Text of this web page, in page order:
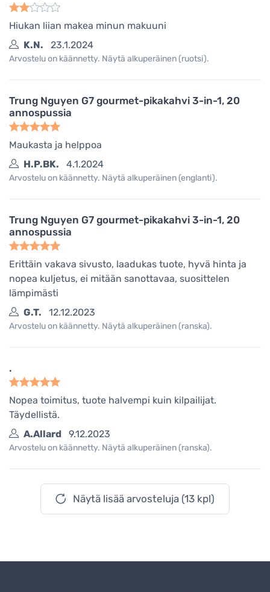
Hiukan liian makea minun makuuni
K.N.
23.1.2024
Arvostelu on käännetty. Näytä alkuperäinen (ruotsi).
Trung Nguyen G7 gourmet-pikakahvi 3-in-1, 20
annospussia
Maukasta ja helppoa
H.P.BK.
4.1.2024
Arvostelu on käännetty. Näytä alkuperäinen (englanti).
Trung Nguyen G7 gourmet-pikakahvi 3-in-1, 20
annospussia
Erittäin vakava sivusto, laadukas tuote, hyvä hinta ja
nopea kuljetus, ei mitään sanottavaa, suosittelen
lämpimästi
G.T.
12.12.2023
Arvostelu on käännetty. Näytä alkuperäinen (ranska).
.
Nopea toimitus, tuote halvempi kuin kilpailijat.
Täydellistä.
A.Allard
9.12.2023
Arvostelu on käännetty. Näytä alkuperäinen (ranska).
Näytä lisää arvosteluja (13 kpl)